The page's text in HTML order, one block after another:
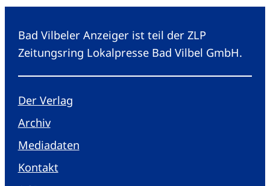
Bad Vilbeler Anzeiger ist teil der ZLP
Zeitungsring Lokalpresse Bad Vilbel GmbH.
Der Verlag
Archiv
Mediadaten
Kontakt